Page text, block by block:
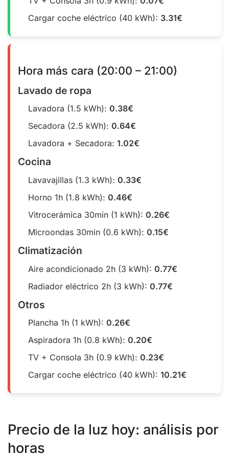
Cargar coche eléctrico (40 kWh): 3.31€
Hora más cara (20:00 – 21:00)
Lavado de ropa
Lavadora (1.5 kWh): 0.38€
Secadora (2.5 kWh): 0.64€
Lavadora + Secadora: 1.02€
Cocina
Lavavajillas (1.3 kWh): 0.33€
Horno 1h (1.8 kWh): 0.46€
Vitrocerámica 30min (1 kWh): 0.26€
Microondas 30min (0.6 kWh): 0.15€
Climatización
Aire acondicionado 2h (3 kWh): 0.77€
Radiador eléctrico 2h (3 kWh): 0.77€
Otros
Plancha 1h (1 kWh): 0.26€
Aspiradora 1h (0.8 kWh): 0.20€
TV + Consola 3h (0.9 kWh): 0.23€
Cargar coche eléctrico (40 kWh): 10.21€
Precio de la luz hoy: análisis por
horas